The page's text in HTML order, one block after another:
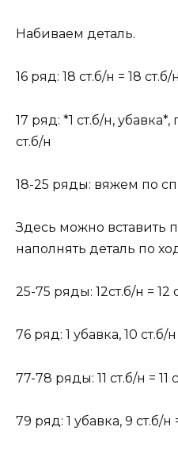
Набиваем деталь.
16 ряд: 18 ст.б/н = 18 ст.б/н
17 ряд: *1 ст.б/н,
ст.б/н
18-25 ряды: вяжем по
Здесь можно вставить
наполнять деталь по
25-75 ряды: 12ст.б/н = 12
76 ряд: 1 убавка, 10 ст.б/н
77-78 ряды: 11 ст.б/н = 11
79 ряд: 1 убавка, 9 ст.б/н